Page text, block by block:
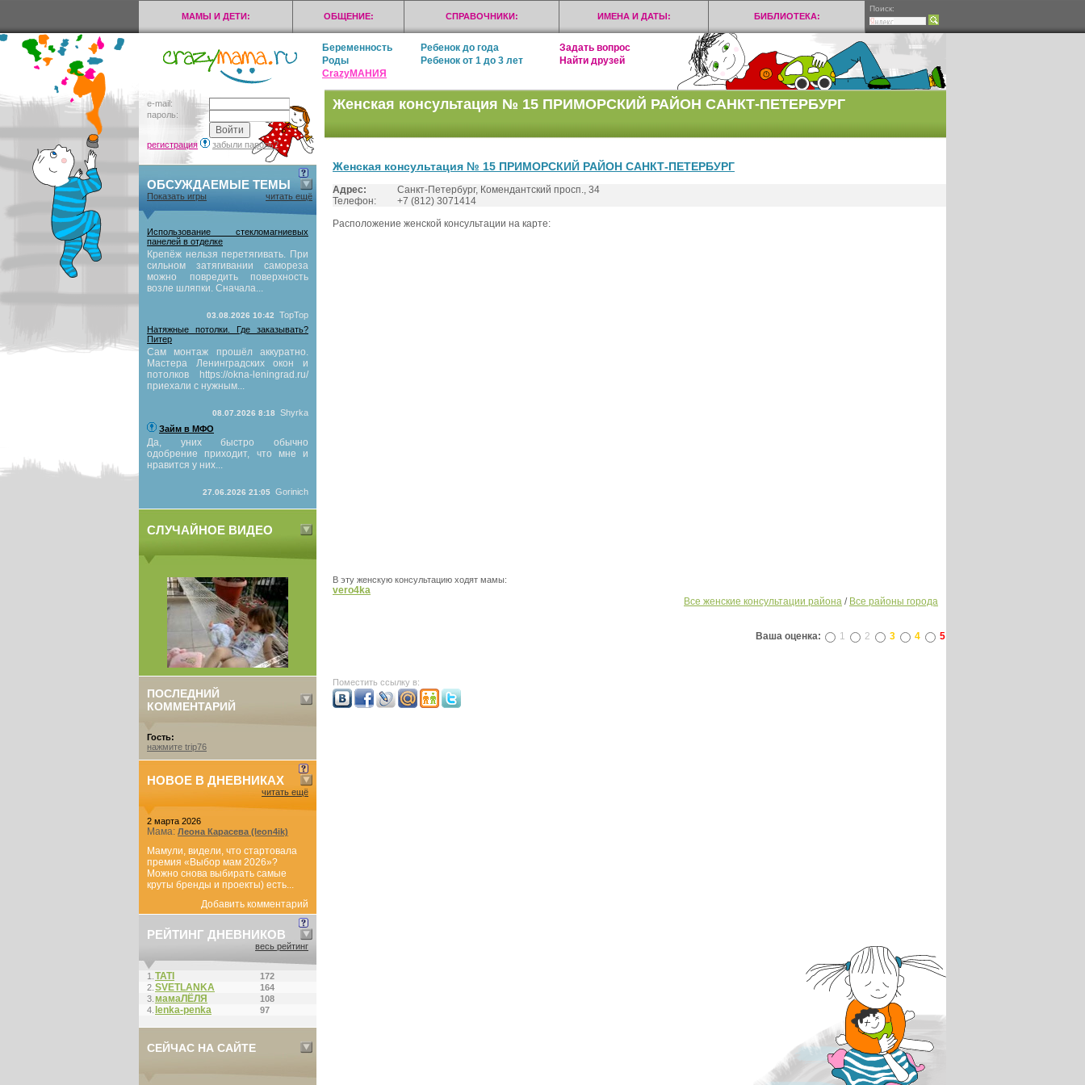
МАМЫ И ДЕТИ: ОБЩЕНИЕ: СПРАВОЧНИКИ: ИМЕНА И ДАТЫ: БИБЛИОТЕКА:
Поиск:
Беременность Ребенок до года
Задать вопрос
Роды
Ребенок от 1 до 3 лет
Найти друзей
CrazyМАНИЯ
e-mail:
пароль:
регистрация забыли пароль?
ОБСУЖДАЕМЫЕ ТЕМЫ
Показать игры читать ещё
Использование стекломагниевых
панелей в отделке
Крепёж нельзя перетягивать. При
сильном затягивании самореза
можно повредить поверхность
возле шляпки. Сначала...
03.08.2026 10:42
TopTop
Натяжные потолки. Где заказывать?
Питер
Сам монтаж прошёл аккуратно.
Мастера Ленинградских окон и
потолков https://okna-leningrad.ru/
приехали с нужным...
08.07.2026 8:18
Shyrka
Займ в МФО
Да, уних быстро обычно
одобрение приходит, что мне и
нравится у них...
27.06.2026 21:05 Gorinich
СЛУЧАЙНОЕ ВИДЕО
ПОСЛЕДНИЙ
КОММЕНТАРИЙ
Гость:
нажмите trip76
НОВОЕ В ДНЕВНИКАХ
читать ещё
2 марта 2026
Мама: Леона Карасева (leon4ik)
Мамули, видели, что стартовала
премия «Выбор мам 2026»?
Можно снова выбирать самые
круты бренды и проекты) есть...
Добавить комментарий
РЕЙТИНГ ДНЕВНИКОВ
весь рейтинг
1. ТАТI
172
2. SVETLANKA
164
3. мамаЛЁЛЯ
108
4. lenka-penka 97
СЕЙЧАС НА САЙТЕ
Женская консультация № 15 ПРИМОРСКИЙ РАЙОН САНКТ-ПЕТЕРБУРГ
Женская консультация № 15 ПРИМОРСКИЙ РАЙОН САНКТ-ПЕТЕРБУРГ
Адрес:
Санкт-Петербург, Комендантский просп., 34
Телефон:
+7 (812) 3071414
Расположение женской консультации на карте:
В эту женскую консультацию ходят мамы:
vero4ka
Все женские консультации района / Все районы города
Ваша оценка: 1 2 3 4 5
Поместить ссылку в: